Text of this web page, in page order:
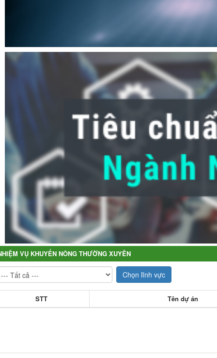
VỤ KHUYẾN NÔNG THƯỜNG XUYÊN
Chọn lĩnh vực
STT Tên dự án